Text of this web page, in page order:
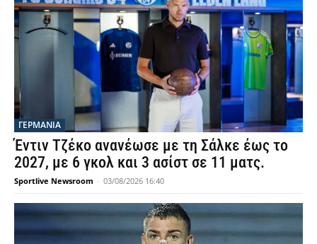
ΓΕΡΜΑΝΙΑ
Έντιν Τζέκο ανανέωσε με τη Σάλκε έως το
2027, με 6 γκολ και 3 ασίστ σε 11 ματς.
Sportlive Newsroom - 03/08/2026 16:40